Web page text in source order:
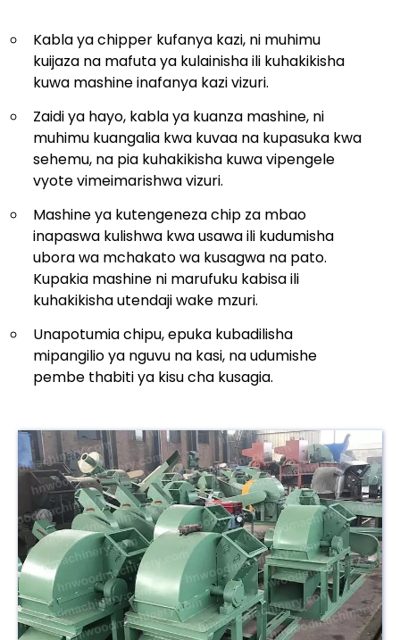
Kabla ya chipper kufanya kazi, ni muhimu
kuijaza na mafuta ya kulainisha ili kuhakikisha
kuwa mashine inafanya kazi vizuri.
Zaidi ya hayo, kabla ya kuanza mashine, ni
muhimu kuangalia kwa kuvaa na kupasuka kwa
sehemu, na pia kuhakikisha kuwa vipengele
vyote vimeimarishwa vizuri.
Mashine ya kutengeneza chip za mbao
inapaswa kulishwa kwa usawa ili kudumisha
ubora wa mchakato wa kusagwa na pato.
Kupakia mashine ni marufuku kabisa ili
kuhakikisha utendaji wake mzuri.
Unapotumia chipu, epuka kubadilisha
mipangilio ya nguvu na kasi, na udumishe
pembe thabiti ya kisu cha kusagia.